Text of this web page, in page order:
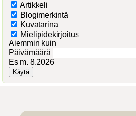
Artikkeli
Blogimerkintä
Kuvatarina
Mielipidekirjoitus
Aiemmin kuin
Päivämäärä
Esim. 8.2026